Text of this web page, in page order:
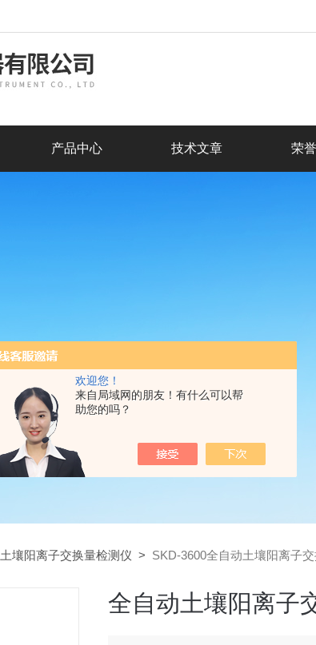
欢迎您！
来自局域网的朋友！有什么可以帮
助您的吗？
产品中心 技术文章 荣
土壤阳离子交换量检测仪 > SKD-3600全自动土壤阳离子
全自动土壤阳离子